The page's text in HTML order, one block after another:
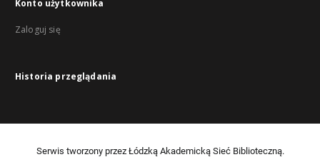
Konto użytkownika
Zaloguj się
Historia przeglądania
Serwis tworzony przez Łódzką Akademicką Sieć Biblioteczną.